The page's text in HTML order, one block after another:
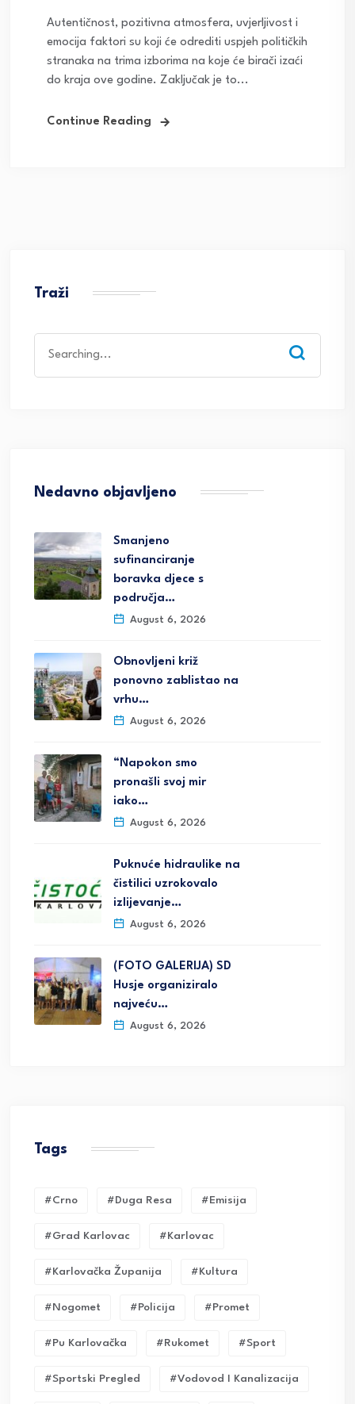
Autentičnost, pozitivna atmosfera, uvjerljivost i
emocija faktori su koji će odrediti uspjeh političkih
stranaka na trima izborima na koje će birači izaći
do kraja ove godine. Zaključak je to...
Continue Reading
Traži
for:
Nedavno objavljeno
Smanjeno
sufinanciranje
boravka djece s
područja…
August 6, 2026
Obnovljeni križ
ponovno zablistao na
vrhu…
August 6, 2026
“Napokon smo
pronašli svoj mir
iako…
August 6, 2026
Puknuće hidraulike na
čistilici uzrokovalo
izlijevanje…
August 6, 2026
(FOTO GALERIJA) SD
Husje organiziralo
najveću…
August 6, 2026
Tags
#crno #duga Resa #emisija
#grad Karlovac #karlovac
#karlovačka Županija #kultura
#nogomet #policija #promet
#pu Karlovačka #rukomet #sport
#sportski Pregled #vodovod I Kanalizacija